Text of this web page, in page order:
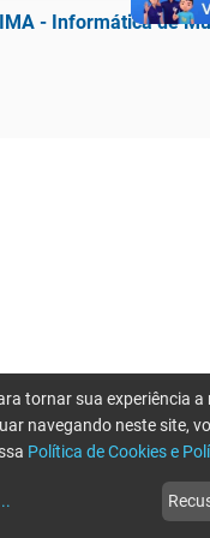
IMA - Informática de
tornar sua experiência a
navegando neste site,
Política de Cookies e
por favor tente